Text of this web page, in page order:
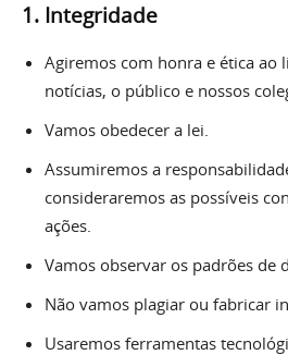
1. Integridade
Agiremos com honra e ética ao
notícias, o público e nossos
Vamos obedecer a lei.
Assumiremos a
consideraremos as possíveis
ações.
Vamos observar os padrões de
Não vamos plagiar ou fabricar
Usaremos ferramentas